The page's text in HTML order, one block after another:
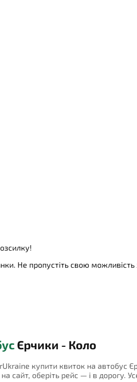
Не пропустіть свою
Єрчики - Коло
купити квиток на
сайт, оберіть рейс — і в дорогу.